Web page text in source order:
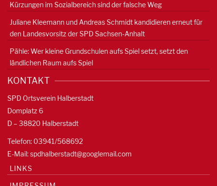
Kürzungen im Sozialbereich sind der falsche Weg
Juliane Kleemann und Andreas Schmidt kandidieren erneut für
den Landesvorsitz der SPD Sachsen-Anhalt
Pähle: Wer kleine Grundschulen aufs Spiel setzt, setzt den
ländlichen Raum aufs Spiel
KONTAKT
SPD Ortsverein Halberstadt
Domplatz 6
D – 38820 Halberstadt
Telefon: 03941/568692
E-Mail:spdhalberstadt@googlemail.com
LINKS